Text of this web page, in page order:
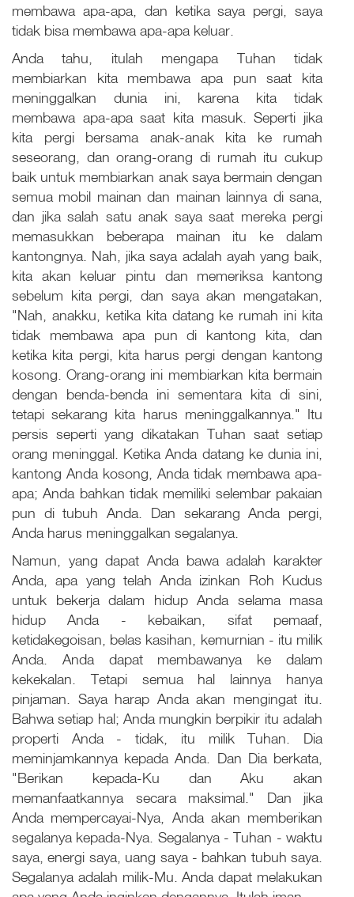
membawa apa-apa, dan ketika saya pergi, saya
tidak bisa membawa apa-apa keluar.
Anda tahu, itulah mengapa Tuhan tidak
membiarkan kita membawa apa pun saat kita
meninggalkan dunia ini, karena kita tidak
membawa apa-apa saat kita masuk. Seperti jika
kita pergi bersama anak-anak kita ke rumah
seseorang, dan orang-orang di rumah itu cukup
baik untuk membiarkan anak saya bermain dengan
semua mobil mainan dan mainan lainnya di sana,
dan jika salah satu anak saya saat mereka pergi
memasukkan beberapa mainan itu ke dalam
kantongnya. Nah, jika saya adalah ayah yang baik,
kita akan keluar pintu dan memeriksa kantong
sebelum kita pergi, dan saya akan mengatakan,
"Nah, anakku, ketika kita datang ke rumah ini kita
tidak membawa apa pun di kantong kita, dan
ketika kita pergi, kita harus pergi dengan kantong
kosong. Orang-orang ini membiarkan kita bermain
dengan benda-benda ini sementara kita di sini,
tetapi sekarang kita harus meninggalkannya." Itu
persis seperti yang dikatakan Tuhan saat setiap
orang meninggal. Ketika Anda datang ke dunia ini,
kantong Anda kosong, Anda tidak membawa apa-
apa; Anda bahkan tidak memiliki selembar pakaian
pun di tubuh Anda. Dan sekarang Anda pergi,
Anda harus meninggalkan segalanya.
Namun, yang dapat Anda bawa adalah karakter
Anda, apa yang telah Anda izinkan Roh Kudus
untuk bekerja dalam hidup Anda selama masa
hidup Anda - kebaikan, sifat pemaaf,
ketidakegoisan, belas kasihan, kemurnian - itu milik
Anda. Anda dapat membawanya ke dalam
kekekalan. Tetapi semua hal lainnya hanya
pinjaman. Saya harap Anda akan mengingat itu.
Bahwa setiap hal; Anda mungkin berpikir itu adalah
properti Anda - tidak, itu milik Tuhan. Dia
meminjamkannya kepada Anda. Dan Dia berkata,
"Berikan kepada-Ku dan Aku akan
memanfaatkannya secara maksimal." Dan jika
Anda mempercayai-Nya, Anda akan memberikan
segalanya kepada-Nya. Segalanya - Tuhan - waktu
saya, energi saya, uang saya - bahkan tubuh saya.
Segalanya adalah milik-Mu. Anda dapat melakukan